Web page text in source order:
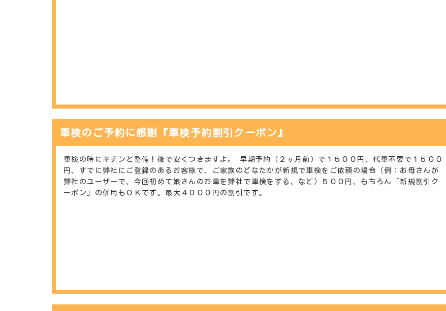
車検のご予約に感謝『車検予約割引クーポン』
車検の時にキチンと整備！後で安くつきますよ。 早期予約（２ヶ月前）で１５００円、代車不要で１５００
円、すでに弊社にご登録のあるお客様で、ご家族のどなたかが新規で車検をご依頼の場合（例：お母さんが
弊社のユーザーで、今回初めて娘さんのお車を弊社で車検をする、など）５００円、もちろん「新規割引ク
ーポン」の併用もＯＫです。最大４０００円の割引です。